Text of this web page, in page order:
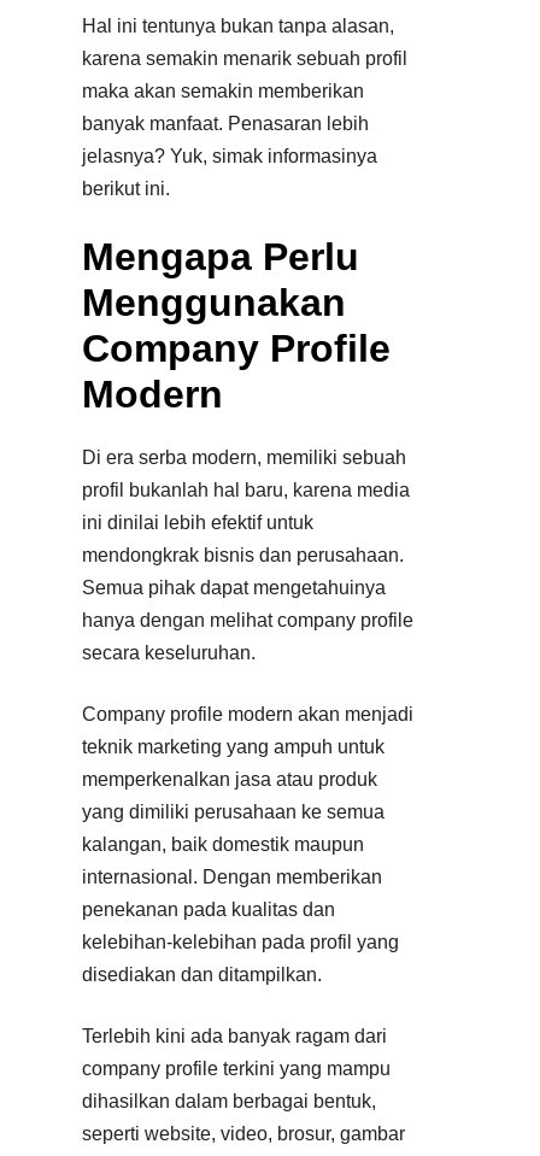
Hal ini tentunya bukan tanpa alasan,
karena semakin menarik sebuah profil
maka akan semakin memberikan
banyak manfaat. Penasaran lebih
jelasnya? Yuk, simak informasinya
berikut ini.
Mengapa Perlu
Menggunakan
Company Profile
Modern
Di era serba modern, memiliki sebuah
profil bukanlah hal baru, karena media
ini dinilai lebih efektif untuk
mendongkrak bisnis dan perusahaan.
Semua pihak dapat mengetahuinya
hanya dengan melihat company profile
secara keseluruhan.
Company profile modern akan menjadi
teknik marketing yang ampuh untuk
memperkenalkan jasa atau produk
yang dimiliki perusahaan ke semua
kalangan, baik domestik maupun
internasional. Dengan memberikan
penekanan pada kualitas dan
kelebihan-kelebihan pada profil yang
disediakan dan ditampilkan.
Terlebih kini ada banyak ragam dari
company profile terkini yang mampu
dihasilkan dalam berbagai bentuk,
seperti website, video, brosur, gambar